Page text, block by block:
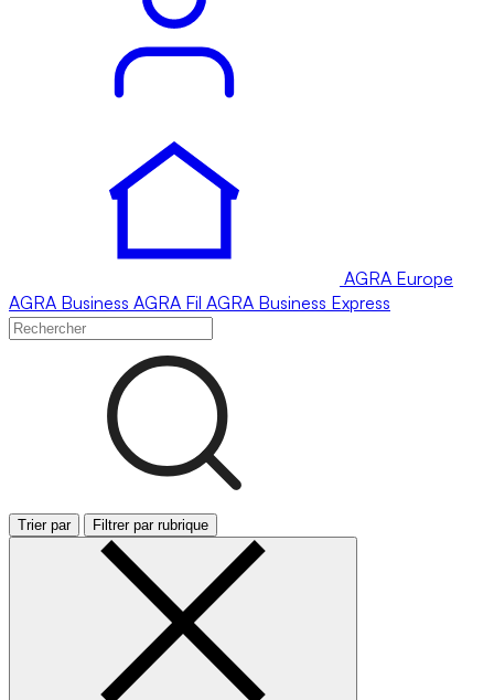
AGRA Europe
AGRA Business AGRA Fil AGRA Business Express
Trier par Filtrer par rubrique